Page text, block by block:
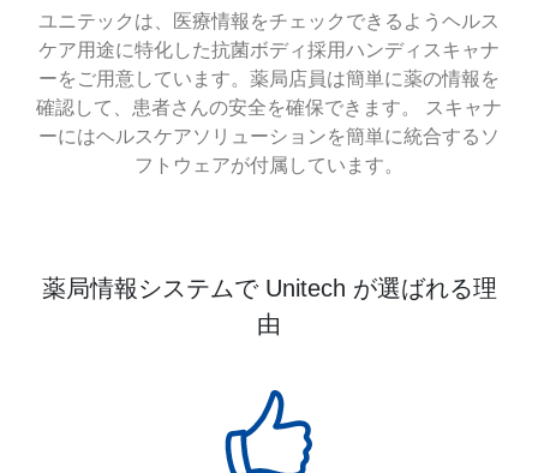
ユニテックは、医療情報をチェックできるようヘルス
ケア用途に特化した抗菌ボディ採用ハンディスキャナ
ーをご用意しています。薬局店員は簡単に薬の情報を
確認して、患者さんの安全を確保できます。 スキャナ
ーにはヘルスケアソリューションを簡単に統合するソ
フトウェアが付属しています。
薬局情報システムで Unitech が選ばれる理
由